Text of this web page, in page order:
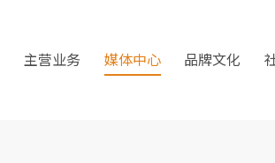
主营业务 媒体中心 品牌文化